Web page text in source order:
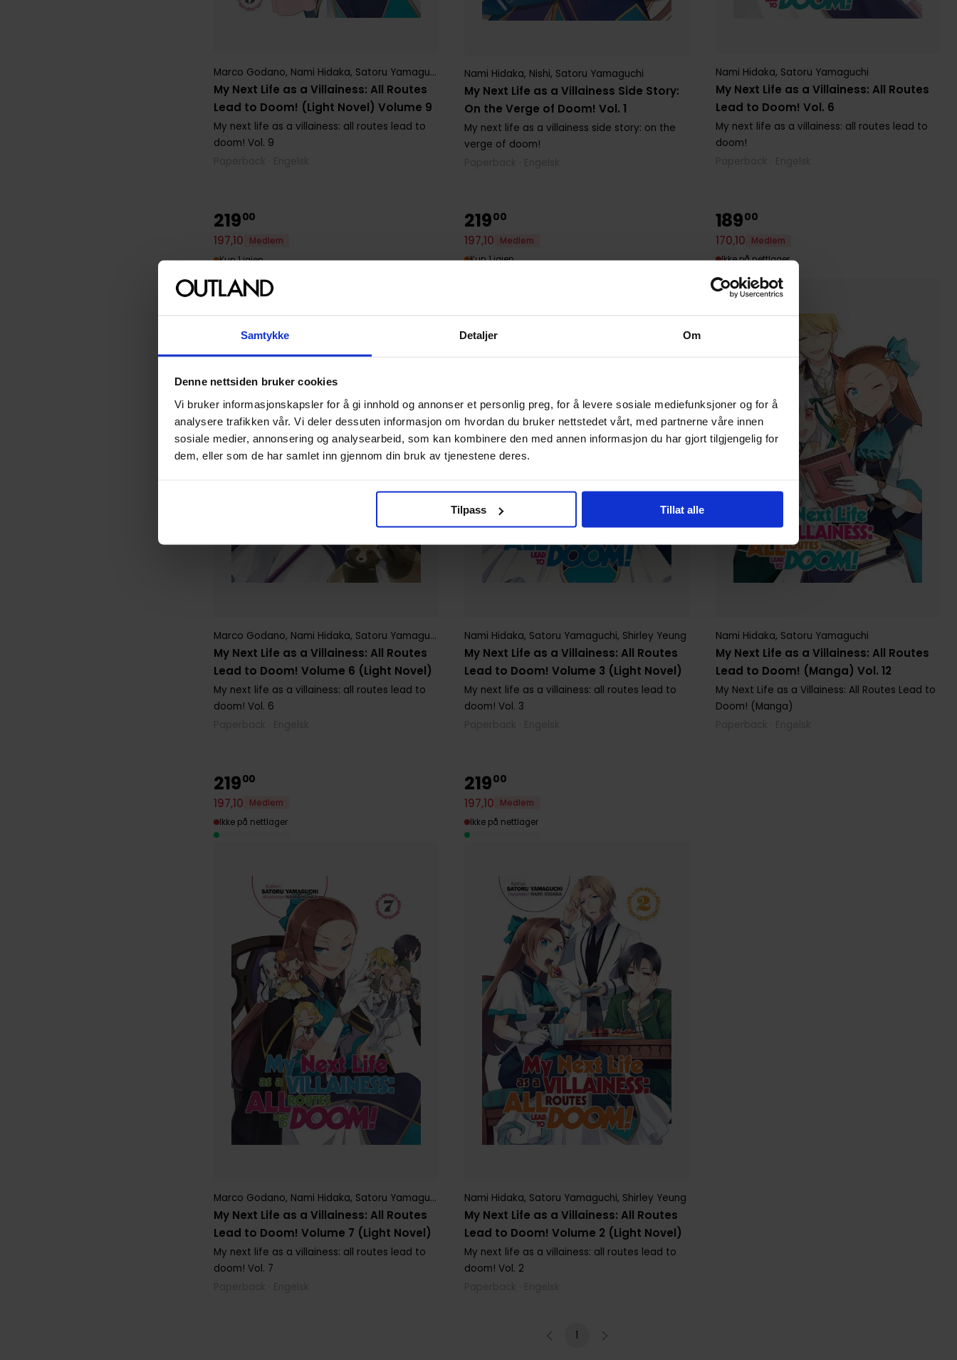
Samtykke Detaljer Om
Denne nettsiden bruker cookies
Vi bruker informasjonskapsler for å gi innhold og annonser et personlig preg, for å levere sosiale mediefunksjoner og for å
analysere trafikken vår. Vi deler dessuten informasjon om hvordan du bruker nettstedet vårt, med partnerne våre innen
sosiale medier, annonsering og analysearbeid, som kan kombinere den med annen informasjon du har gjort tilgjengelig for
dem, eller som de har samlet inn gjennom din bruk av tjenestene deres.
Tilpass Tillat alle
My Next Life as a Villainess: All Routes
Lead to Doom! (Light Novel) Volume 9
Marco Godano, Nami Hidaka, Satoru Yamaguchi
My next life as a villainess: all routes lead to
doom! Vol. 9
My Next Life as a Villainess Side Story:
On the Verge of Doom! Vol. 1
Nami Hidaka, Nishi, Satoru Yamaguchi
My next life as a villainess side story: on the
verge of doom!
My Next Life as a Villainess: All Routes
Lead to Doom! Vol. 6
Nami Hidaka, Satoru Yamaguchi
My next life as a villainess: all routes lead to
doom!
My Next Life as a Villainess: All Routes
Lead to Doom! Volume 6 (Light Novel)
Marco Godano, Nami Hidaka, Satoru Yamaguchi
My next life as a villainess: all routes lead to
doom! Vol. 6
21900
197,10
Medlem
Kun 1 igjen
My Next Life as a Villainess: All Routes
Lead to Doom! Volume 3 (Light Novel)
Nami Hidaka, Satoru Yamaguchi, Shirley Yeung
My next life as a villainess: all routes lead to
doom! Vol. 3
21900
197,10
Medlem
Kun 1 igjen
My Next Life as a Villainess: All Routes
Lead to Doom! (Manga) Vol. 12
Nami Hidaka, Satoru Yamaguchi
My Next Life as a Villainess: All Routes Lead to
Doom! (Manga)
18900
170,10
Medlem
Ikke på nettlager
My Next Life as a Villainess: All Routes
Lead to Doom! Volume 7 (Light Novel)
Marco Godano, Nami Hidaka, Satoru Yamaguchi
My next life as a villainess: all routes lead to
doom! Vol. 7
21900
197,10
Medlem
Ikke på nettlager
My Next Life as a Villainess: All Routes
Lead to Doom! Volume 2 (Light Novel)
Nami Hidaka, Satoru Yamaguchi, Shirley Yeung
My next life as a villainess: all routes lead to
doom! Vol. 2
21900
197,10
Medlem
Ikke på nettlager
1